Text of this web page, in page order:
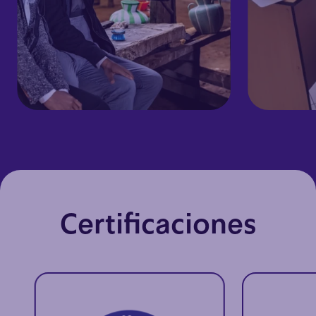
escuelas rurales, impulsando
para
Certificaciones